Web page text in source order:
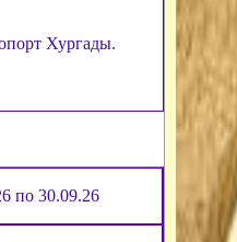
Хургады.
6 по 30.09.26